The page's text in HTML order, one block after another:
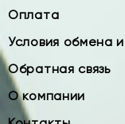
Оплата
Условия обмена
Обратная связь
О компании